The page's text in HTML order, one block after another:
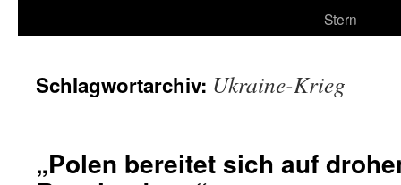
Stern
Schlagwortarchiv: Ukraine-Krieg
„Polen bereitet sich auf